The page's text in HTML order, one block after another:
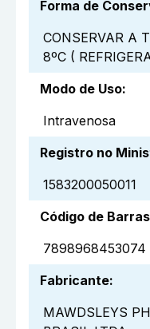
Forma de
CONSERVAR A
8ºC (
Modo de Uso:
Intravenosa
Registro no
1583200050011
Código de Barras
7898968453074
Fabricante:
MAWDSLEYS